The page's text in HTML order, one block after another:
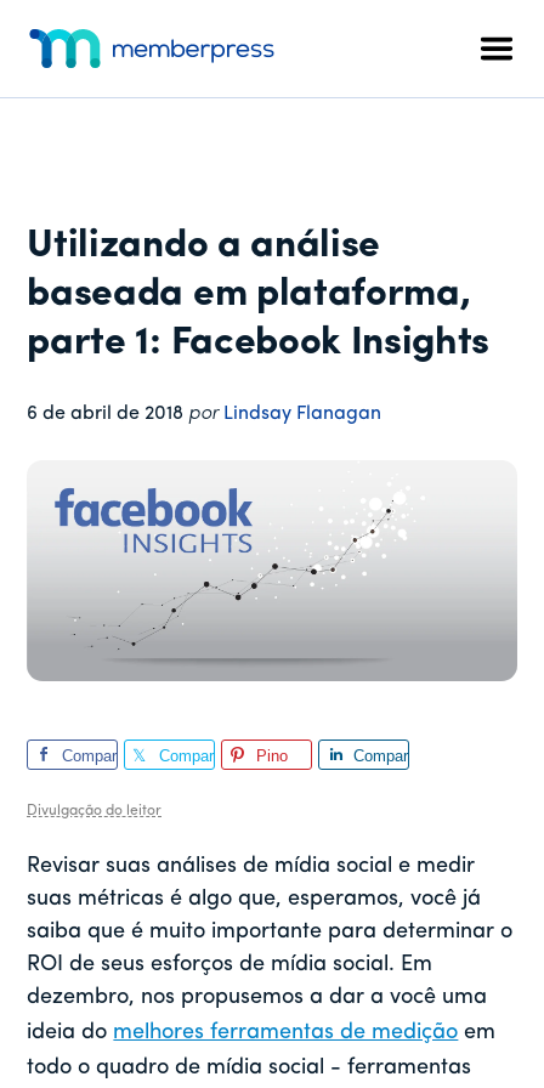
para
conteúdo
para
barra
para
rodapé
adicional
completo
para
WordPress
Utilizando a análise
baseada em plataforma,
parte 1: Facebook Insights
6 de abril de 2018 por Lindsay Flanagan
Compar
Compar
Pino
Compar
Divulgação do leitor
Revisar suas análises de mídia social e medir
suas métricas é algo que, esperamos, você já
saiba que é muito importante para determinar o
ROI de seus esforços de mídia social. Em
dezembro, nos propusemos a dar a você uma
ideia do melhores ferramentas de medição em
todo o quadro de mídia social - ferramentas